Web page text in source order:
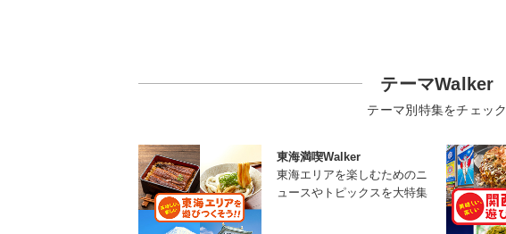
テーマWalker
テーマ別特集をチェック
東海満喫Walker
東海エリアを楽しむためのニ
ュースやトピックスを大特集